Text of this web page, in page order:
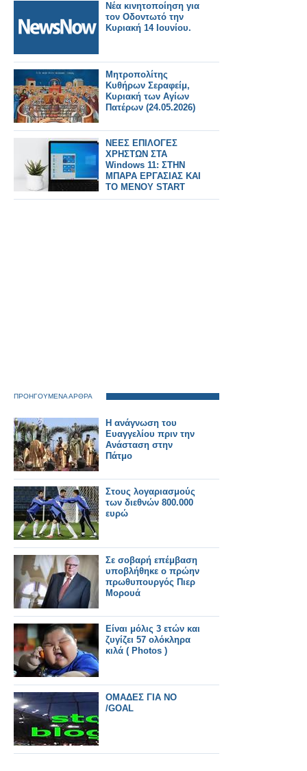
Νέα κινητοποίηση για
τον Οδοντωτό την
Κυριακή 14 Ιουνίου.
Μητροπολίτης
Κυθήρων Σεραφείμ,
Κυριακή των Αγίων
Πατέρων (24.05.2026)
ΝΕΕΣ ΕΠΙΛΟΓΕΣ
ΧΡΗΣΤΩΝ ΣΤΑ
Windows 11: ΣΤΗΝ
ΜΠΑΡΑ ΕΡΓΑΣΙΑΣ ΚΑΙ
ΤΟ ΜΕΝΟΥ START
ΠΡΟΗΓΟΥΜΕΝΑ ΑΡΘΡΑ
Η ανάγνωση του
Ευαγγελίου πριν την
Ανάσταση στην
Πάτμο
Στους λογαριασμούς
των διεθνών 800.000
ευρώ
Σε σοβαρή επέμβαση
υποβλήθηκε ο πρώην
πρωθυπουργός Πιερ
Μορουά
Είναι μόλις 3 ετών και
ζυγίζει 57 ολόκληρα
κιλά ( Photos )
ΟΜΑΔΕΣ ΓΙΑ NO
/GOAL